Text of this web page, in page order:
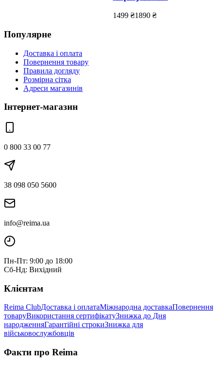
1499 ₴1890 ₴
Популярне
Доставка і оплата
Повернення товару
Правила догляду
Розмірна сітка
Адреси магазинів
Інтернет-магазин
0 800 33 00 77
38 098 050 5600
info@reima.ua
Пн-Пт: 9:00 до 18:00
Сб-Нд: Вихідний
Клієнтам
Reima ClubДоставка і оплатаМіжнародна доставкаПовернення
товаруВикористання сертифікатуЗнижка до Дня
народженняГарантійні строкиЗнижка для
військовослужбовців
Факти про Reima